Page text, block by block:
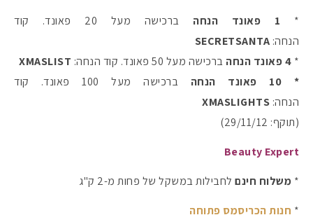
* 1 פאונד הנחה
ברכישה מעל 20 פאונד. קוד
הנחה: SECRETSANTA
* 4 פאונד הנחה ברכישה מעל 50 פאונד. קוד הנחה:
XMASLIST
* 10 פאונד הנחה
ברכישה מעל 100 פאונד. קוד
הנחה: XMASLIGHTS
(תוקף: 29/11/12)
Beauty Expert
* משלוח חינם לחבילות במשקל של פחות מ-2 ק"ג
* חנות הכריסמס פתוחה